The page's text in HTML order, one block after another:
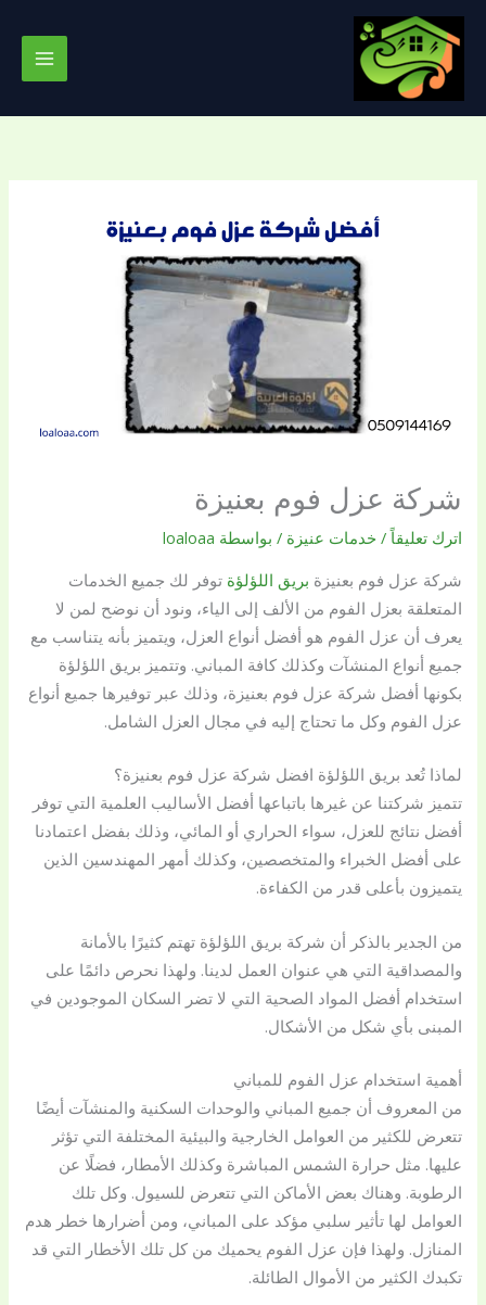
تخطي
المحتوى
شركة عزل فوم بعنيزة
اترك تعليقاً / خدمات عنيزة / بواسطة loaloaa
شركة عزل فوم بعنيزة بريق اللؤلؤة توفر لك جميع الخدمات
المتعلقة بعزل الفوم من الألف إلى الياء، ونود أن نوضح لمن لا
يعرف أن عزل الفوم هو أفضل أنواع العزل، ويتميز بأنه يتناسب مع
جميع أنواع المنشآت وكذلك كافة المباني. وتتميز بريق اللؤلؤة
بكونها أفضل شركة عزل فوم بعنيزة، وذلك عبر توفيرها جميع أنواع
عزل الفوم وكل ما تحتاج إليه في مجال العزل الشامل.
لماذا تُعد بريق اللؤلؤة افضل شركة عزل فوم بعنيزة؟
تتميز شركتنا عن غيرها باتباعها أفضل الأساليب العلمية التي توفر
أفضل نتائج للعزل، سواء الحراري أو المائي، وذلك بفضل اعتمادنا
على أفضل الخبراء والمتخصصين، وكذلك أمهر المهندسين الذين
يتميزون بأعلى قدر من الكفاءة.
من الجدير بالذكر أن شركة بريق اللؤلؤة تهتم كثيرًا بالأمانة
والمصداقية التي هي عنوان العمل لدينا. ولهذا نحرص دائمًا على
استخدام أفضل المواد الصحية التي لا تضر السكان الموجودين في
المبنى بأي شكل من الأشكال.
أهمية استخدام عزل الفوم للمباني
من المعروف أن جميع المباني والوحدات السكنية والمنشآت أيضًا
تتعرض للكثير من العوامل الخارجية والبيئية المختلفة التي تؤثر
عليها. مثل حرارة الشمس المباشرة وكذلك الأمطار، فضلًا عن
الرطوبة. وهناك بعض الأماكن التي تتعرض للسيول. وكل تلك
العوامل لها تأثير سلبي مؤكد على المباني، ومن أضرارها خطر هدم
المنازل. ولهذا فإن عزل الفوم يحميك من كل تلك الأخطار التي قد
تكبدك الكثير من الأموال الطائلة.